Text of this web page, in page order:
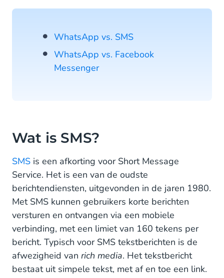
WhatsApp vs. SMS
WhatsApp vs. Facebook
Messenger
Wat is SMS?
SMS is een afkorting voor Short Message
Service. Het is een van de oudste
berichtendiensten, uitgevonden in de jaren 1980.
Met SMS kunnen gebruikers korte berichten
versturen en ontvangen via een mobiele
verbinding, met een limiet van 160 tekens per
bericht. Typisch voor SMS tekstberichten is de
afwezigheid van rich media. Het tekstbericht
bestaat uit simpele tekst, met af en toe een link.